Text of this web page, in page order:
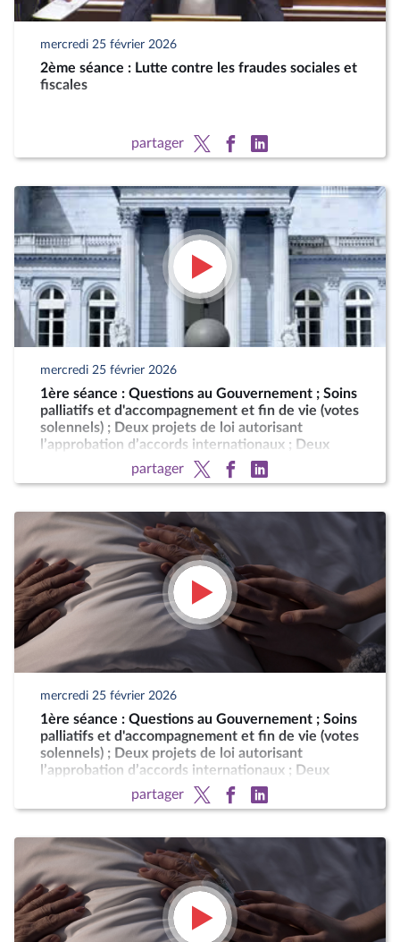
mercredi 25 février 2026
2ème séance : Lutte contre les fraudes sociales et
fiscales
partager
mercredi 25 février 2026
1ère séance : Questions au Gouvernement ; Soins
palliatifs et d'accompagnement et fin de vie (votes
solennels) ; Deux projets de loi autorisant
l’approbation d’accords internationaux ; Deux
motions de censure (art. 49, al. 2, de la
partager
mercredi 25 février 2026
1ère séance : Questions au Gouvernement ; Soins
palliatifs et d'accompagnement et fin de vie (votes
solennels) ; Deux projets de loi autorisant
l’approbation d’accords internationaux ; Deux
motions de censure (art. 49, al. 2, de la
partager